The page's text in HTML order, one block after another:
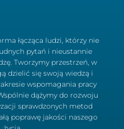
łącząca ludzi, którzy nie
pytań i nieustannie
Tworzymy przestrzeń, w
dzielić się swoją wiedzą i
wspomagania pracy
dążymy do rozwoju
sprawdzonych metod
poprawę jakości naszego